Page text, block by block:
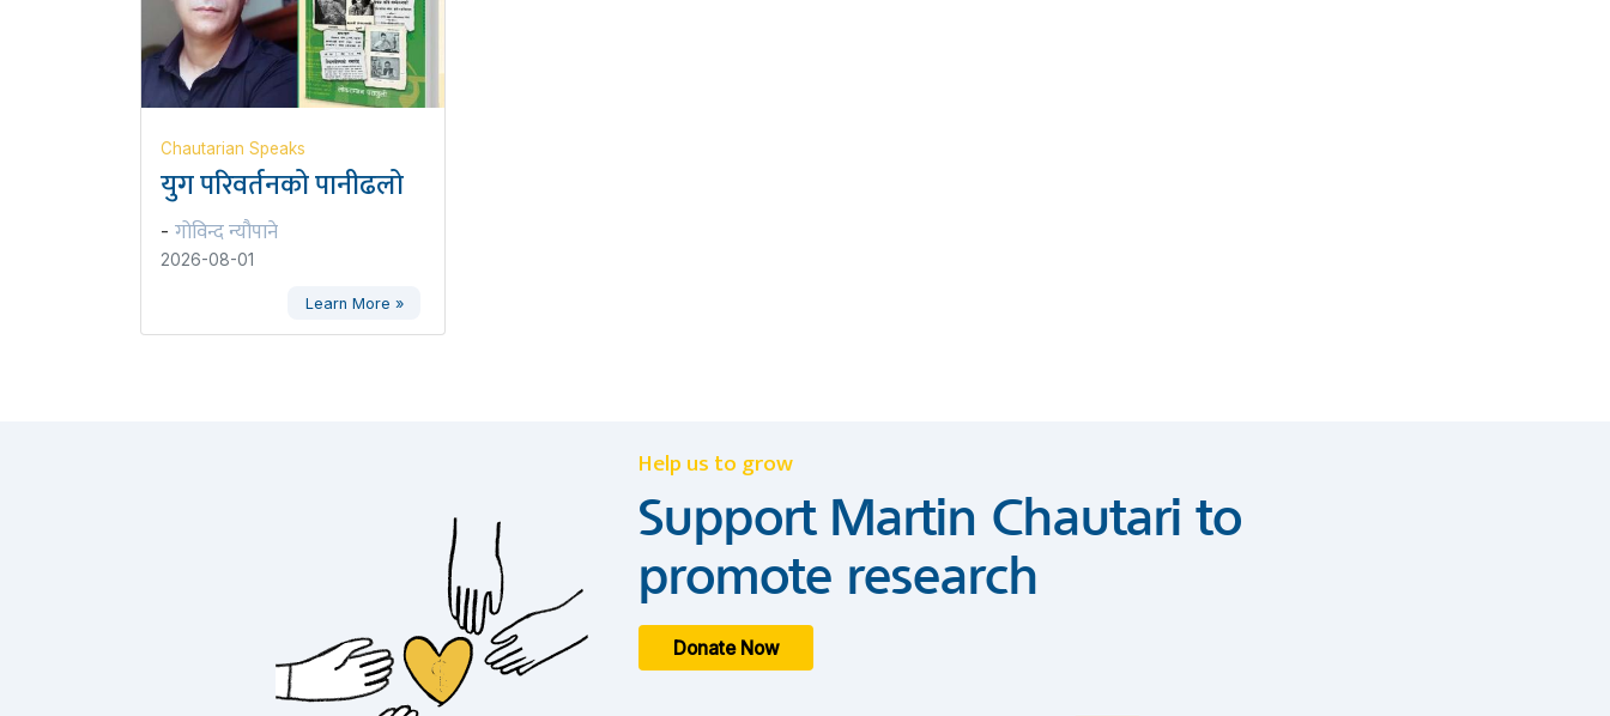
Chautarian Speaks
युग परिवर्तनको पानीढलो
- गोविन्द न्यौपाने
2026-08-01
Learn More »
Help us to grow
Support Martin Chautari to
promote research
Donate Now